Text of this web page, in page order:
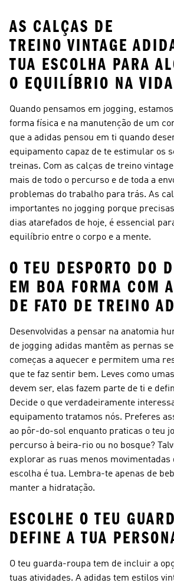
AS CALÇAS DE
TREINO VINTAGE
TUA ESCOLHA PARA
O EQUILÍBRIO NA VIDA
Quando pensamos em jogging,
forma física e na manutenção de um
que a adidas pensou em ti quando
equipamento capaz de te estimular os
treinas. Com as calças de treino
mais de todo o percurso e de toda a
problemas do trabalho para trás. As
importantes no jogging porque
dias atarefados de hoje, é essencial
equilíbrio entre o corpo e a mente.
O TEU DESPORTO DO
EM BOA FORMA COM
DE FATO DE TREINO
Desenvolvidas a pensar na anatomia
de jogging adidas mantêm as pernas
começas a aquecer e permitem uma
que te faz sentir bem. Leves como
devem ser, elas fazem parte de ti e
Decide o que verdadeiramente
equipamento tratamos nós. Preferes
ao pôr-do-sol enquanto praticas o teu
percurso à beira-rio ou no bosque?
explorar as ruas menos movimentadas
escolha é tua. Lembra-te apenas de
manter a hidratação.
ESCOLHE O TEU
DEFINE A TUA
O teu guarda-roupa tem de incluir a
tuas atividades. A adidas tem estilos